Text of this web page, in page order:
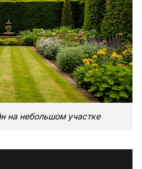
на небольшом участке